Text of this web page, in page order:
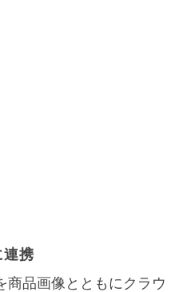
携
商品画像とともにクラウ